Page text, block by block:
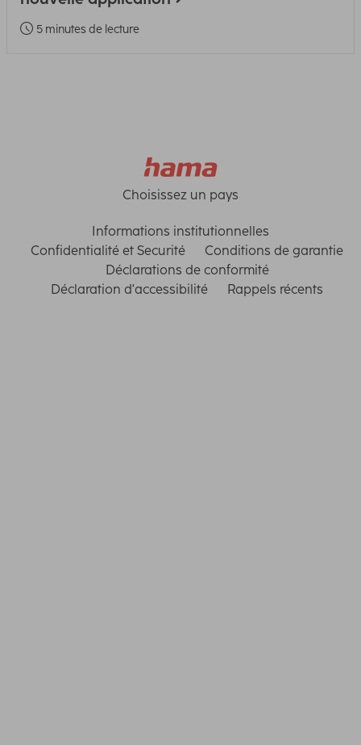
5 minutes de lecture
Choisissez un pays
Informations institutionnelles
Confidentialité et Securité
Conditions de garantie
Déclarations de conformité
Déclaration d'accessibilité
Rappels récents